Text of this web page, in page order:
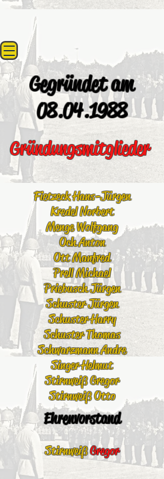
Gegründet am
08.04.1988
Gründungsmitglieder
Fietzeck Hans-Jürgen
Kredel Norbert
Menge Wolfgang
Och Anton
Ott Manfred
Prell Michael
Priebusch Jürgen
Schuster Jürgen
Schuster Harry
Schuster Thomas
Schwarzmann Andre
Singer Helmut
Stirnweiß Gregor
Stirnweiß Otto
Ehrenvorstand
StirnweißGregor